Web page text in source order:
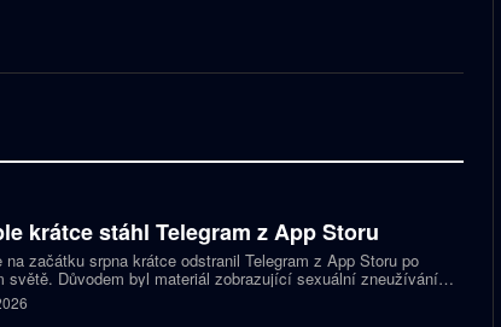
krátce stáhl Telegram z App Storu
na začátku srpna krátce odstranil Telegram z App Storu po
světě. Důvodem byl materiál zobrazující sexuální zneužívání
podle firmy sdílel jeden uživatel. Telegram účet rychle
a aplikace se ještě během stejného dne do obchodu vrátila.